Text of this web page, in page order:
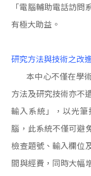
「電腦輔助電話訪問
有極大助益。
研究方法與技術之改
本中心不僅在學
方法及研究技術亦不
輸入系統」
，以光
腦，此系統不僅可避
檢查題號、輸入欄位
間與經費，同時大幅